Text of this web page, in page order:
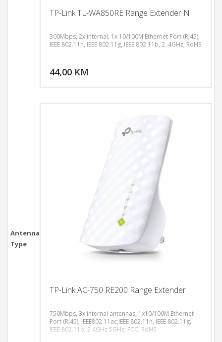
Antenna
Type
TP-Link TL-WA850RE Range Extender N
300Mbps, 2x internal, 1x 10/100M Ethernet Port (RJ45),
IEEE 802.11n, IEEE 802.11g, IEEE 802.11b, 2..4GHz, RoHS
44,00 KM
TP-Link AC-750 RE200 Range Extender
750Mbps, 3x internal antennas, 1x10/100M Ethernet
Port (RJ45), IEEE802.11ac,IEEE 802.11n, IEEE 802.11g,
IEEE 802.11b; 2.4GHz 5GHz; FCC, RoHS